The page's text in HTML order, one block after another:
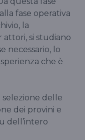
fase operativa
la
si studiano
necessario, lo
che è
selezione delle
dei provini e
dell’intero